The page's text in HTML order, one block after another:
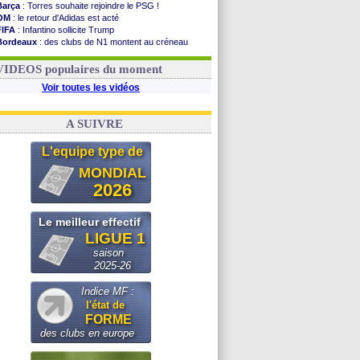
: Torres souhaite rejoindre le PSG !
: le retour d'Adidas est acté
: Infantino sollicite Trump
: des clubs de N1 montent au créneau
: le démenti de Leipzig pour Diomandé
populaires du moment
Voir toutes les vidéos
A SUIVRE
L'equipe type de
MONDIAL
2026
Le meilleur effectif
LIGUE 1
saison
2025-26
Indice MF :
l'état de
FORME
des clubs en europe